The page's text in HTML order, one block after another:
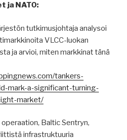
ja NATO:
tutkimusjohtaja analysoi
VLCC-luokan
ja arvioi, miten markkinat tänä
tankers-
mark-a-significant-turning-
market/
Baltic Sentryn,
infrastruktuuria